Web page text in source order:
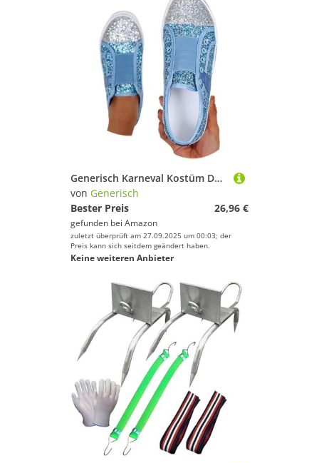
Generisch Karneval Kostüm Damen Rockabilly Schuhe Damen Glitzer Sneaker Damen Metallic Sneakers Plateau Pailletten Hippie Schuhe Atmungsaktive Party Sportschuhe Outdoor Karneval Laufschuhe Turnschuhe
von Generisch
Bester Preis
26,96 €
gefunden bei Amazon
zuletzt überprüft am 27.09.2025 um 00:03; der
Preis kann sich seitdem geändert haben.
Keine weiteren Anbieter